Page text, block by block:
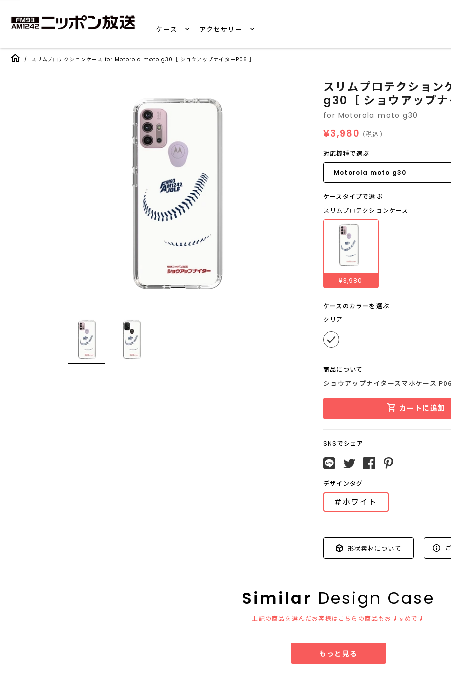
ケース アクセサリー
/ スリムプロテクションケース for Motorola moto g30［ ショウアップナイターP06 ］
スリムプロテクショ
g30［ ショウアップ
for Motorola moto g30
¥3,980 （税込）
対応機種で選ぶ
ケースタイプで選ぶ
スリムプロテクションケース
¥3,980
ケースのカラーを選ぶ
クリア
商品について
ショウアップナイタースマホケース
カートに追加
SNSでシェア
デザインタグ
#ホワイト
形状素材について
Similar Design Case
上記の商品を選んだお客様はこちらの商品もおすすめです
もっと見る